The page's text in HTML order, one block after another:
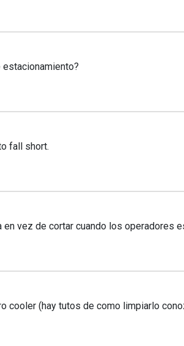
estacionamiento?
fall short.
vez de cortar cuando los operadores
cooler (hay tutos de como limpiarlo